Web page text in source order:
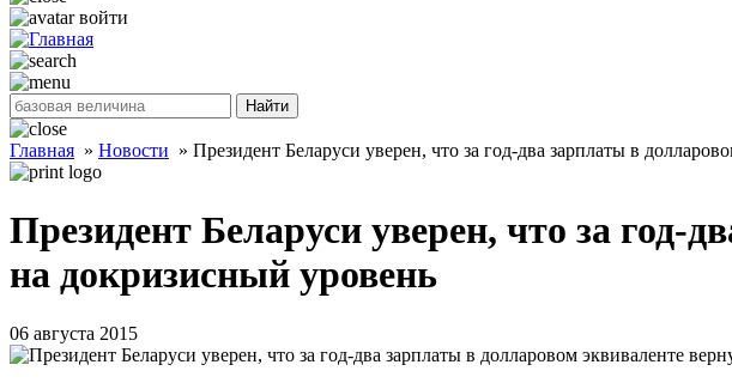
войти
Найти
Главная » Новости » Президент Беларуси уверен, что за год-два зарплаты в
Президент Беларуси уверен, что за год-
на докризисный уровень
06 августа 2015